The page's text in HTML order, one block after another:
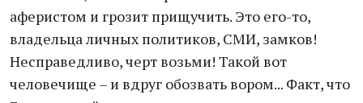
аферистом и грозит прищучить. Это его-то,
владельца личных политиков, СМИ, замков!
Несправедливо, черт возьми! Такой вот
человечище – и вдруг обозвать вором... Факт, что